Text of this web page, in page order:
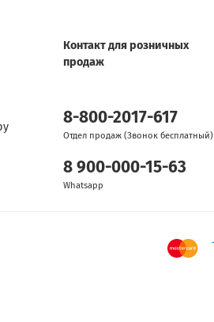
Контакт для розничных
продаж
8-800-2017-617
Отдел продаж (Звонок бесплатный)
8 900-000-15-63
Whatsapp